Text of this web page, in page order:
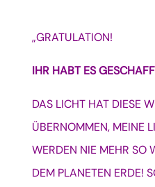
„GRATULATION!
IHR HABT ES
DAS LICHT HAT DIESE
ÜBERNOMMEN, MEINE
WERDEN NIE MEHR SO
DEM PLANETEN ERDE!